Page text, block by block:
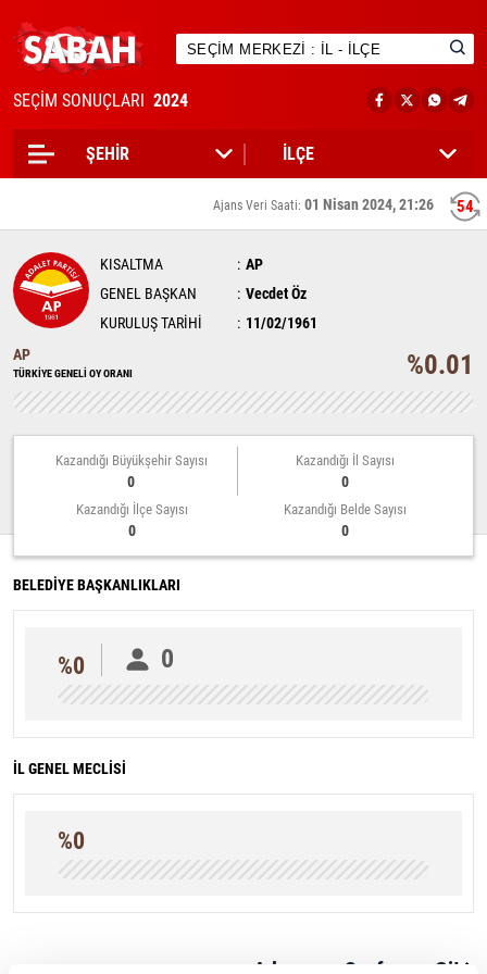
SEÇİM SONUÇLARI 2024
54
Ajans Veri Saati: 01 Nisan 2024, 21:26
KISALTMA
AP
GENEL BAŞKAN
Vecdet Öz
KURULUŞ TARİHİ
11/02/1961
AP
TÜRKİYE GENELİ OY ORANI %0.01
Kazandığı Büyükşehir Sayısı
0
Kazandığı İl Sayısı
0
Kazandığı İlçe Sayısı
0
Kazandığı Belde Sayısı
0
BELEDİYE BAŞKANLIKLARI
%0 0
İL GENEL MECLİSİ
%0